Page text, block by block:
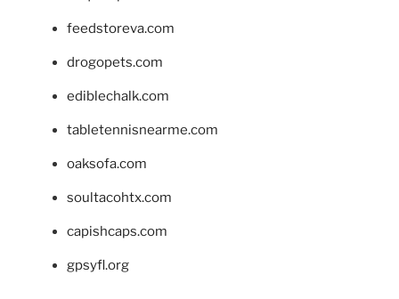
feedstoreva.com
drogopets.com
ediblechalk.com
tabletennisnearme.com
oaksofa.com
soultacohtx.com
capishcaps.com
gpsyfl.org